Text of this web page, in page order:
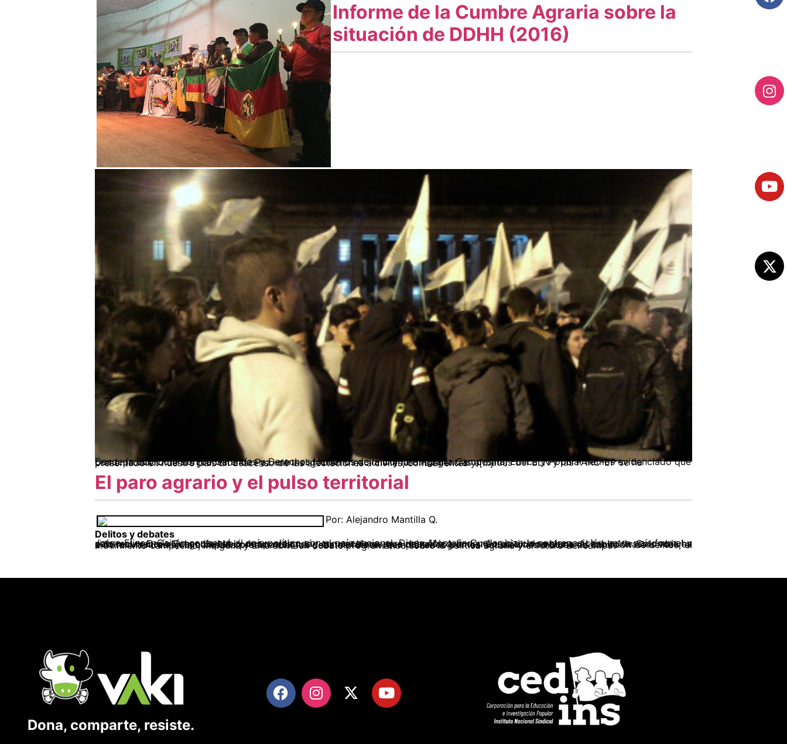
Informe de la Cumbre Agraria sobre la
situación de DDHH (2016)
Desde la Sub Comisión de Garantías y Derechos Humanos de la Cumbre Agraria Campesina, Étnica y Popular hemos evidenciado que como producto de los procesos de Paz entre el gobierno nacional y las insurgencias armadas del ELN y las FARC-EP se ha presentado en nuestro país un descenso de las afectaciones a civiles, combatientes y […]
El paro agrario y el pulso territorial
Por: Alejandro Mantilla Q.
Delitos y debates
Jorge Eliecer Gaitán contrastó al país político con el país nacional. Diego Montaña Cuellar hizo la contraposición entre país formal y país real, y Darío Echandía habló de un orangután con sacoleva para describir a la democracia colombiana. Al hablar de Colombia ha sido recurrente el juego de las contraposiciones y las metáforas que reúnen extremos. En las últimas semanas los contrastes vuelven a flote. Mientras en la campaña presidencial los debates fueron reemplazados por las acusaciones mutuas de comisión de delitos, el movimiento campesino, indígena y afro abrió un debate programático sobre la política agraria y el futuro del campo.
Dona, comparte, resiste.